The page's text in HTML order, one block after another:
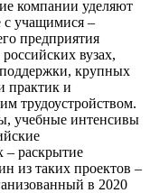
компании уделяют
с учащимися –
предприятия
вузах,
крупных
практик и
трудоустройством.
учебные интенсивы
– раскрытие
из таких проектов –
в 2020